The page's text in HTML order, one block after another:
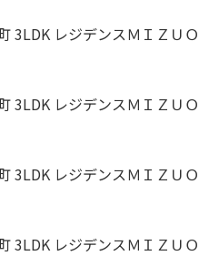
3LDK レジデンスＭＩＺＵＯ
3LDK レジデンスＭＩＺＵＯ
3LDK レジデンスＭＩＺＵＯ
3LDK レジデンスＭＩＺＵＯ